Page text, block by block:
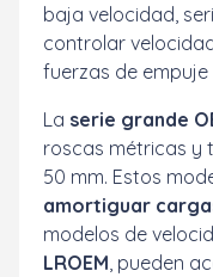
baja velocidad,
controlar
fuerzas de
La serie grande
roscas métricas y
50 mm. Estos
amortiguar
modelos de
LROEM , pueden